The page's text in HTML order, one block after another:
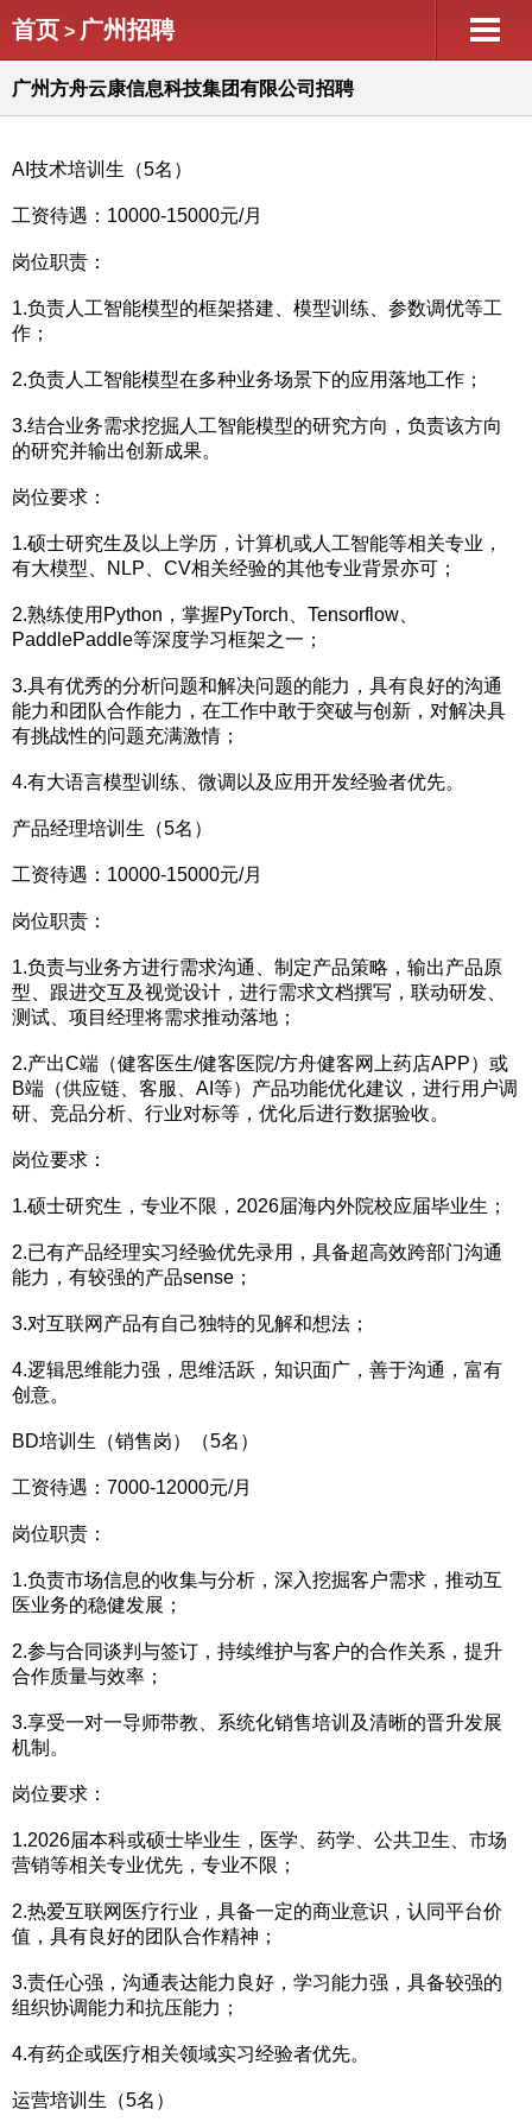
首页 > 广州招聘
广州方舟云康信息科技集团有限公司招聘
AI技术培训生（5名）
工资待遇：10000-15000元/月
岗位职责：
1.负责人工智能模型的框架搭建、模型训练、参数调优等工
作；
2.负责人工智能模型在多种业务场景下的应用落地工作；
3.结合业务需求挖掘人工智能模型的研究方向，负责该方向
的研究并输出创新成果。
岗位要求：
1.硕士研究生及以上学历，计算机或人工智能等相关专业，
有大模型、NLP、CV相关经验的其他专业背景亦可；
2.熟练使用Python，掌握PyTorch、Tensorflow、
PaddlePaddle等深度学习框架之一；
3.具有优秀的分析问题和解决问题的能力，具有良好的沟通
能力和团队合作能力，在工作中敢于突破与创新，对解决具
有挑战性的问题充满激情；
4.有大语言模型训练、微调以及应用开发经验者优先。
产品经理培训生（5名）
工资待遇：10000-15000元/月
岗位职责：
1.负责与业务方进行需求沟通、制定产品策略，输出产品原
型、跟进交互及视觉设计，进行需求文档撰写，联动研发、
测试、项目经理将需求推动落地；
2.产出C端（健客医生/健客医院/方舟健客网上药店APP）或
B端（供应链、客服、AI等）产品功能优化建议，进行用户调
研、竞品分析、行业对标等，优化后进行数据验收。
岗位要求：
1.硕士研究生，专业不限，2026届海内外院校应届毕业生；
2.已有产品经理实习经验优先录用，具备超高效跨部门沟通
能力，有较强的产品sense；
3.对互联网产品有自己独特的见解和想法；
4.逻辑思维能力强，思维活跃，知识面广，善于沟通，富有
创意。
BD培训生（销售岗）（5名）
工资待遇：7000-12000元/月
岗位职责：
1.负责市场信息的收集与分析，深入挖掘客户需求，推动互
医业务的稳健发展；
2.参与合同谈判与签订，持续维护与客户的合作关系，提升
合作质量与效率；
3.享受一对一导师带教、系统化销售培训及清晰的晋升发展
机制。
岗位要求：
1.2026届本科或硕士毕业生，医学、药学、公共卫生、市场
营销等相关专业优先，专业不限；
2.热爱互联网医疗行业，具备一定的商业意识，认同平台价
值，具有良好的团队合作精神；
3.责任心强，沟通表达能力良好，学习能力强，具备较强的
组织协调能力和抗压能力；
4.有药企或医疗相关领域实习经验者优先。
运营培训生（5名）